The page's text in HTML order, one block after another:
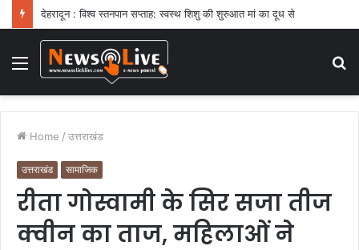
देहरादून : विश्व स्तनपान सप्ताह: स्वस्थ शिशु की शुरुआत मां का दूध से
Menu
Home / उत्तराखंड
उत्तराखंड सामाजिक
रीता गोस्वामी के सिर सजा तीज
क्वीन का ताज, महिलाओं ने